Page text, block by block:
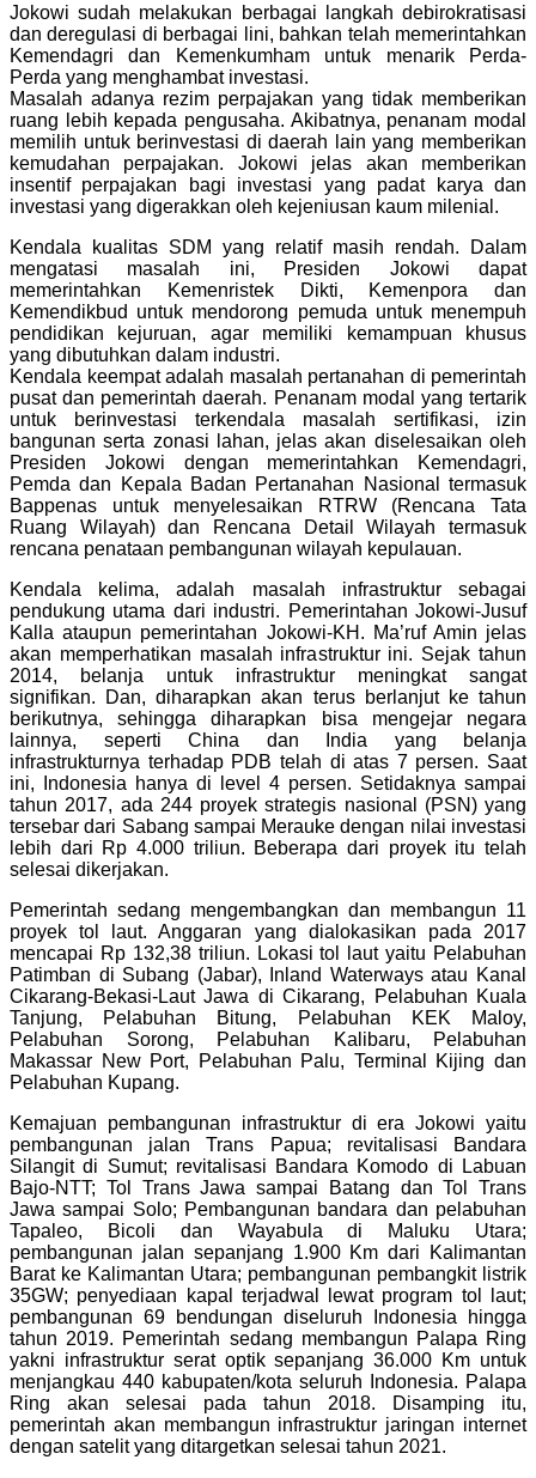
Jokowi sudah melakukan berbagai langkah debirokratisasi
dan deregulasi di berbagai lini, bahkan telah memerintahkan
Kemendagri dan Kemenkumham untuk menarik Perda-
Perda yang menghambat investasi.
Masalah adanya rezim perpajakan yang tidak memberikan
ruang lebih kepada pengusaha. Akibatnya, penanam modal
memilih untuk berinvestasi di daerah lain yang memberikan
kemudahan perpajakan. Jokowi jelas akan memberikan
insentif perpajakan bagi investasi yang padat karya dan
investasi yang digerakkan oleh kejeniusan kaum milenial.
Kendala kualitas SDM yang relatif masih rendah. Dalam
mengatasi masalah ini, Presiden Jokowi dapat
memerintahkan Kemenristek Dikti, Kemenpora dan
Kemendikbud untuk mendorong pemuda untuk menempuh
pendidikan kejuruan, agar memiliki kemampuan khusus
yang dibutuhkan dalam industri.
Kendala keempat adalah masalah pertanahan di pemerintah
pusat dan pemerintah daerah. Penanam modal yang tertarik
untuk berinvestasi terkendala masalah sertifikasi, izin
bangunan serta zonasi lahan, jelas akan diselesaikan oleh
Presiden Jokowi dengan memerintahkan Kemendagri,
Pemda dan Kepala Badan Pertanahan Nasional termasuk
Bappenas untuk menyelesaikan RTRW (Rencana Tata
Ruang Wilayah) dan Rencana Detail Wilayah termasuk
rencana penataan pembangunan wilayah kepulauan.
Kendala kelima, adalah masalah infrastruktur sebagai
pendukung utama dari industri. Pemerintahan Jokowi-Jusuf
Kalla ataupun pemerintahan Jokowi-KH. Ma’ruf Amin jelas
akan memperhatikan masalah infrastruktur ini. Sejak tahun
2014, belanja untuk infrastruktur meningkat sangat
signifikan. Dan, diharapkan akan terus berlanjut ke tahun
berikutnya, sehingga diharapkan bisa mengejar negara
lainnya, seperti China dan India yang belanja
infrastrukturnya terhadap PDB telah di atas 7 persen. Saat
ini, Indonesia hanya di level 4 persen. Setidaknya sampai
tahun 2017, ada 244 proyek strategis nasional (PSN) yang
tersebar dari Sabang sampai Merauke dengan nilai investasi
lebih dari Rp 4.000 triliun. Beberapa dari proyek itu telah
selesai dikerjakan.
Pemerintah sedang mengembangkan dan membangun 11
proyek tol laut. Anggaran yang dialokasikan pada 2017
mencapai Rp 132,38 triliun. Lokasi tol laut yaitu Pelabuhan
Patimban di Subang (Jabar), Inland Waterways atau Kanal
Cikarang-Bekasi-Laut Jawa di Cikarang, Pelabuhan Kuala
Tanjung, Pelabuhan Bitung, Pelabuhan KEK Maloy,
Pelabuhan Sorong, Pelabuhan Kalibaru, Pelabuhan
Makassar New Port, Pelabuhan Palu, Terminal Kijing dan
Pelabuhan Kupang.
Kemajuan pembangunan infrastruktur di era Jokowi yaitu
pembangunan jalan Trans Papua; revitalisasi Bandara
Silangit di Sumut; revitalisasi Bandara Komodo di Labuan
Bajo-NTT; Tol Trans Jawa sampai Batang dan Tol Trans
Jawa sampai Solo; Pembangunan bandara dan pelabuhan
Tapaleo, Bicoli dan Wayabula di Maluku Utara;
pembangunan jalan sepanjang 1.900 Km dari Kalimantan
Barat ke Kalimantan Utara; pembangunan pembangkit listrik
35GW; penyediaan kapal terjadwal lewat program tol laut;
pembangunan 69 bendungan diseluruh Indonesia hingga
tahun 2019. Pemerintah sedang membangun Palapa Ring
yakni infrastruktur serat optik sepanjang 36.000 Km untuk
menjangkau 440 kabupaten/kota seluruh Indonesia. Palapa
Ring akan selesai pada tahun 2018. Disamping itu,
pemerintah akan membangun infrastruktur jaringan internet
dengan satelit yang ditargetkan selesai tahun 2021.